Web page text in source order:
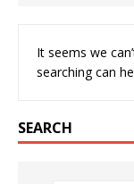
It seems we
searching can
SEARCH